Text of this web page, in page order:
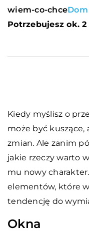
wiem-co-chce
Potrzebujesz ok.
Kiedy myślisz o
może być
zmian. Ale zanim
jakie rzeczy warto
mu nowy
elementów, które
tendencję do
Okna